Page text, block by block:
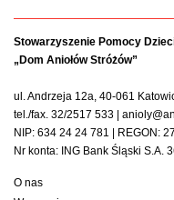
Stowarzyszenie Pomocy
„Dom Aniołów Stróżów”
ul. Andrzeja 12a, 40-061
tel./fax. 32/2517 533 |
NIP: 634 24 24 781 | REGON:
Nr konta: ING Bank Śląski S.A.
O nas